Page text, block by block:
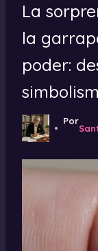
La
la
poder:
Por